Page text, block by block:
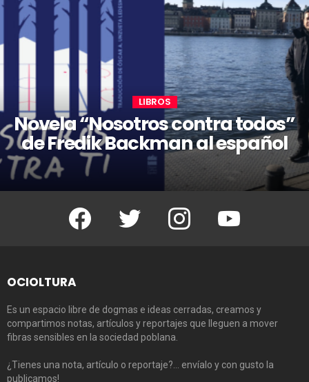
LIBROS
Novela “Nosotros contra todos”
de Fredik Backman al español
Facebook Twitter Instagram Youtube
OCIOLTURA
Es un espacio libre de dogmas e ideas cerradas, creamos y
compartimos notas, artículos y reportajes que lleguen a mover
fibras sensibles en la sociedad poblana.
¿Tienes una nota, artículo o reportaje?… envíalo y con gusto la
publicamos!